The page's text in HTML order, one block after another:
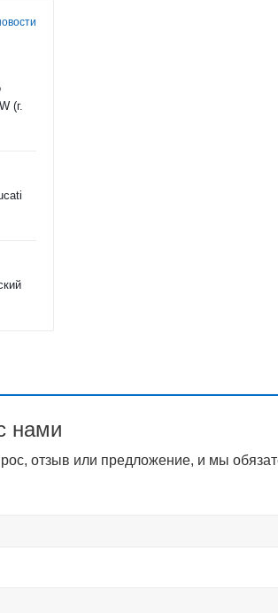
(г.
нами
отзыв или предложение, и мы